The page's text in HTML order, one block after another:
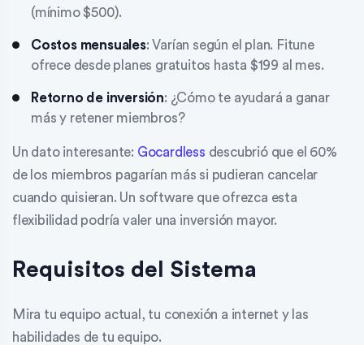
(mínimo $500).
Costos mensuales: Varían según el plan. Fitune
ofrece desde planes gratuitos hasta $199 al mes.
Retorno de inversión: ¿Cómo te ayudará a ganar
más y retener miembros?
Un dato interesante: Gocardless descubrió que el 60%
de los miembros pagarían más si pudieran cancelar
cuando quisieran. Un software que ofrezca esta
flexibilidad podría valer una inversión mayor.
Requisitos del Sistema
Mira tu equipo actual, tu conexión a internet y las
habilidades de tu equipo.